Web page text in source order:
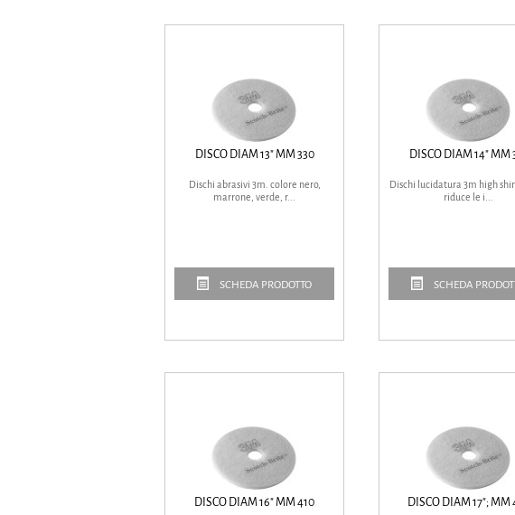
DISCO DIAM 13" MM 330
Dischi abrasivi 3m. colore nero,
marrone, verde, r...
SCHEDA PRODOTTO
DISCO DIAM 14" MM
Dischi lucidatura 3m high
riduce le i...
SCHEDA
DISCO DIAM 16" MM 410 DISCO DIAM 17"; MM